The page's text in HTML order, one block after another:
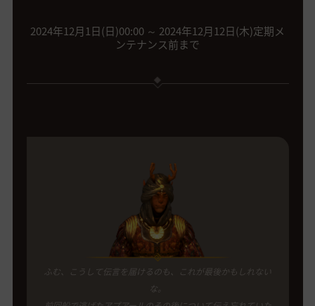
2024年12月1日(日)00:00 ～ 2024年12月12日(木)定期メ
ンテナンス前まで
ふむ、こうして伝言を届けるのも、これが最後かもしれない
な。